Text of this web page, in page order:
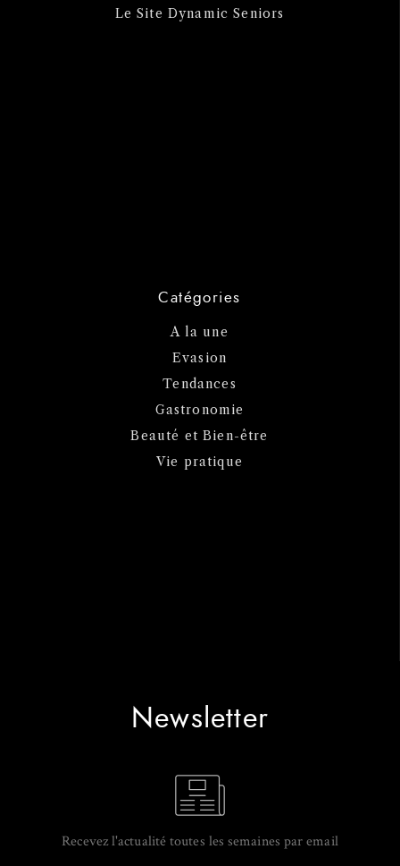
Le Site Dynamic Seniors
Catégories
A la une
Evasion
Tendances
Gastronomie
Beauté et Bien-être
Vie pratique
Newsletter
Recevez l'actualité toutes les semaines par email